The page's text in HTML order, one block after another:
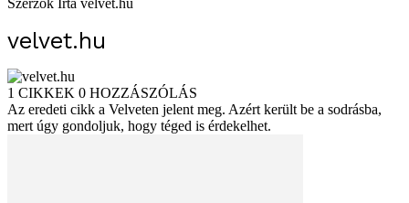
velvet.hu
1 CIKKEK 0 HOZZÁSZÓLÁS
Az eredeti cikk a Velveten jelent meg. Azért került be a sodrásba,
mert úgy gondoljuk, hogy téged is érdekelhet.